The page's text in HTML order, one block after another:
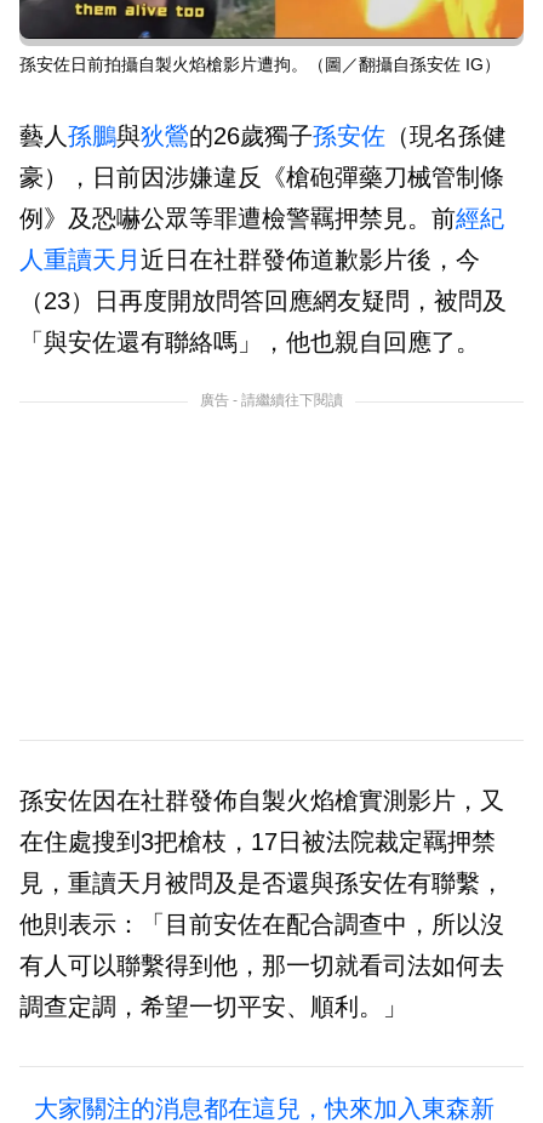
孫安佐日前拍攝自製火焰槍影片遭拘。（圖／翻攝自孫安佐 IG）
藝人孫鵬與狄鶯的26歲獨子孫安佐 （現名孫健
豪），日前因涉嫌違反《槍砲彈藥刀械管制條
例》及恐嚇公眾等罪遭檢警羈押禁見。前經紀
人重讀天月 近日在社群發佈道歉影片後，今
（23）日再度開放問答回應網友疑問，被問及
「與安佐還有聯絡嗎」，他也親自回應了。
廣告 - 請繼續往下閱讀
孫安佐因在社群發佈自製火焰槍實測影片，又
在住處搜到3把槍枝，17日被法院裁定羈押禁
見，重讀天月被問及是否還與孫安佐有聯繫，
他則表示：「目前安佐在配合調查中，所以沒
有人可以聯繫得到他，那一切就看司法如何去
調查定調，希望一切平安、順利。」
大家關注的消息都在這兒，快來加入東森新